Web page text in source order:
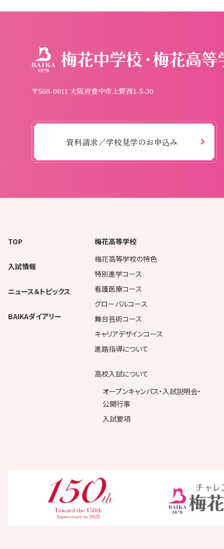
〒560-0011 大阪府豊中市上野西1-5-30
資料請求／学校見学のお申込み
TOP
入試情報
ニュース＆トピックス
BAIKAダイアリー
梅花高等学校
梅花高等学校の特色
特別進学コース
看護医療コース
グローバルコース
舞台芸術コース
キャリアデザインコース
進路指導について
高校入試について
オープンキャンパス・入試説明会・
公開行事
入試要項